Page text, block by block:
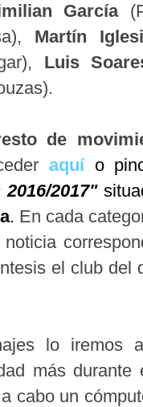
García
Martín
Luis
de
aquío
2017"
. En cada
el club del
lo iremos
más
cabo un